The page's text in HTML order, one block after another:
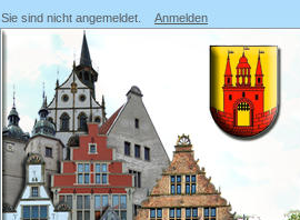
Sie sind nicht angemeldet. Anmelden